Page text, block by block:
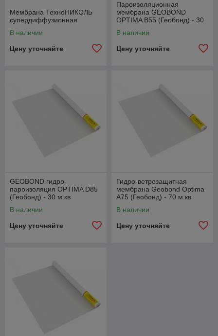
Мембрана ТехноНИКОЛЬ
супердиффузионная
В наличии
Цену уточняйте
Пароизоляционная
мембрана GEOBOND
OPTIMA В55 (Геобонд) - 30
В наличии
Цену уточняйте
GEOBOND гидро-
пароизоляция OPTIMA D85
(Геобонд) - 30 м.кв
В наличии
Цену уточняйте
Гидро-ветрозащитная
мембрана Geobond Optima
A75 (Геобонд) - 70 м.кв
В наличии
Цену уточняйте